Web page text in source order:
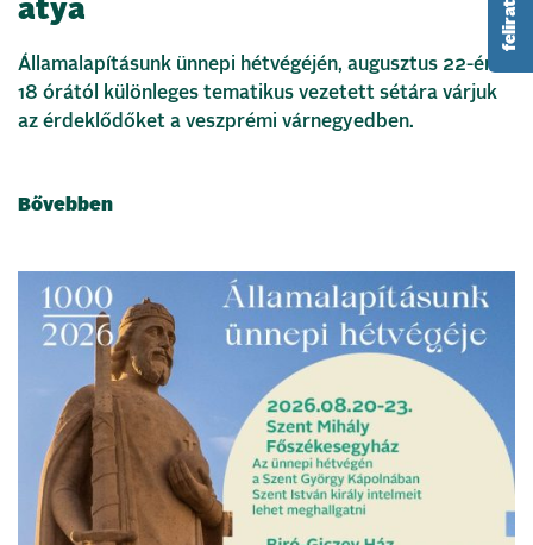
atya
Államalapításunk ünnepi hétvégéjén, augusztus 22-én
18 órától különleges tematikus vezetett sétára várjuk
az érdeklődőket a veszprémi várnegyedben.
Bővebben